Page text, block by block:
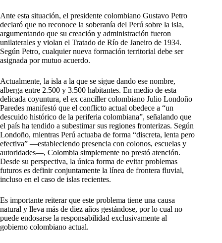
Ante esta situación, el presidente colombiano Gustavo Petro
declaró que no reconoce la soberanía del Perú sobre la isla,
argumentando que su creación y administración fueron
unilaterales y violan el Tratado de Río de Janeiro de 1934.
Según Petro, cualquier nueva formación territorial debe ser
asignada por mutuo acuerdo.
Actualmente, la isla a la que se sigue dando ese nombre,
alberga entre 2.500 y 3.500 habitantes. En medio de esta
delicada coyuntura, el ex canciller colombiano Julio Londoño
Paredes manifestó que el conflicto actual obedece a “un
descuido histórico de la periferia colombiana”, señalando que
el país ha tendido a subestimar sus regiones fronterizas. Según
Londoño, mientras Perú actuaba de forma “discreta, lenta pero
efectiva” —estableciendo presencia con colonos, escuelas y
autoridades—, Colombia simplemente no prestó atención.
Desde su perspectiva, la única forma de evitar problemas
futuros es definir conjuntamente la línea de frontera fluvial,
incluso en el caso de islas recientes.
Es importante reiterar que este problema tiene una causa
natural y lleva más de diez años gestándose, por lo cual no
puede endosarse la responsabilidad exclusivamente al
gobierno colombiano actual.